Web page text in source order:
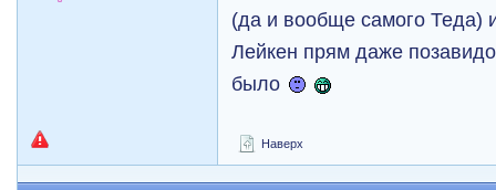
(да и вообще самого Теда)
Лейкен прям даже
было
Наверх